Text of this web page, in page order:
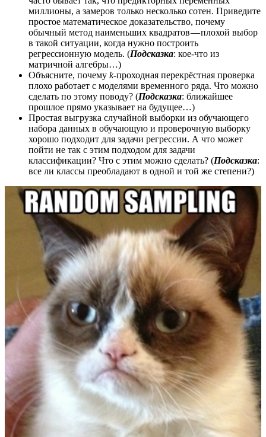
миллионы, а замеров только несколько сотен. Приведите
простое математическое доказательство, почему
обычный метод наименьших квадратов — плохой выбор
в такой ситуации, когда нужно построить
регрессионную модель. (Подсказка: кое-что из
матричной алгебры…)
Объясните, почему k-проходная перекрёстная проверка
плохо работает с моделями временного ряда. Что можно
сделать по этому поводу? (Подсказка: ближайшее
прошлое прямо указывает на будущее…)
Простая выгрузка случайной выборки из обучающего
набора данных в обучающую и проверочную выборку
хорошо подходит для задачи регрессии. А что может
пойти не так с этим подходом для задачи
классификации? Что с этим можно сделать? (Подсказка:
все ли классы преобладают в одной и той же степени?)